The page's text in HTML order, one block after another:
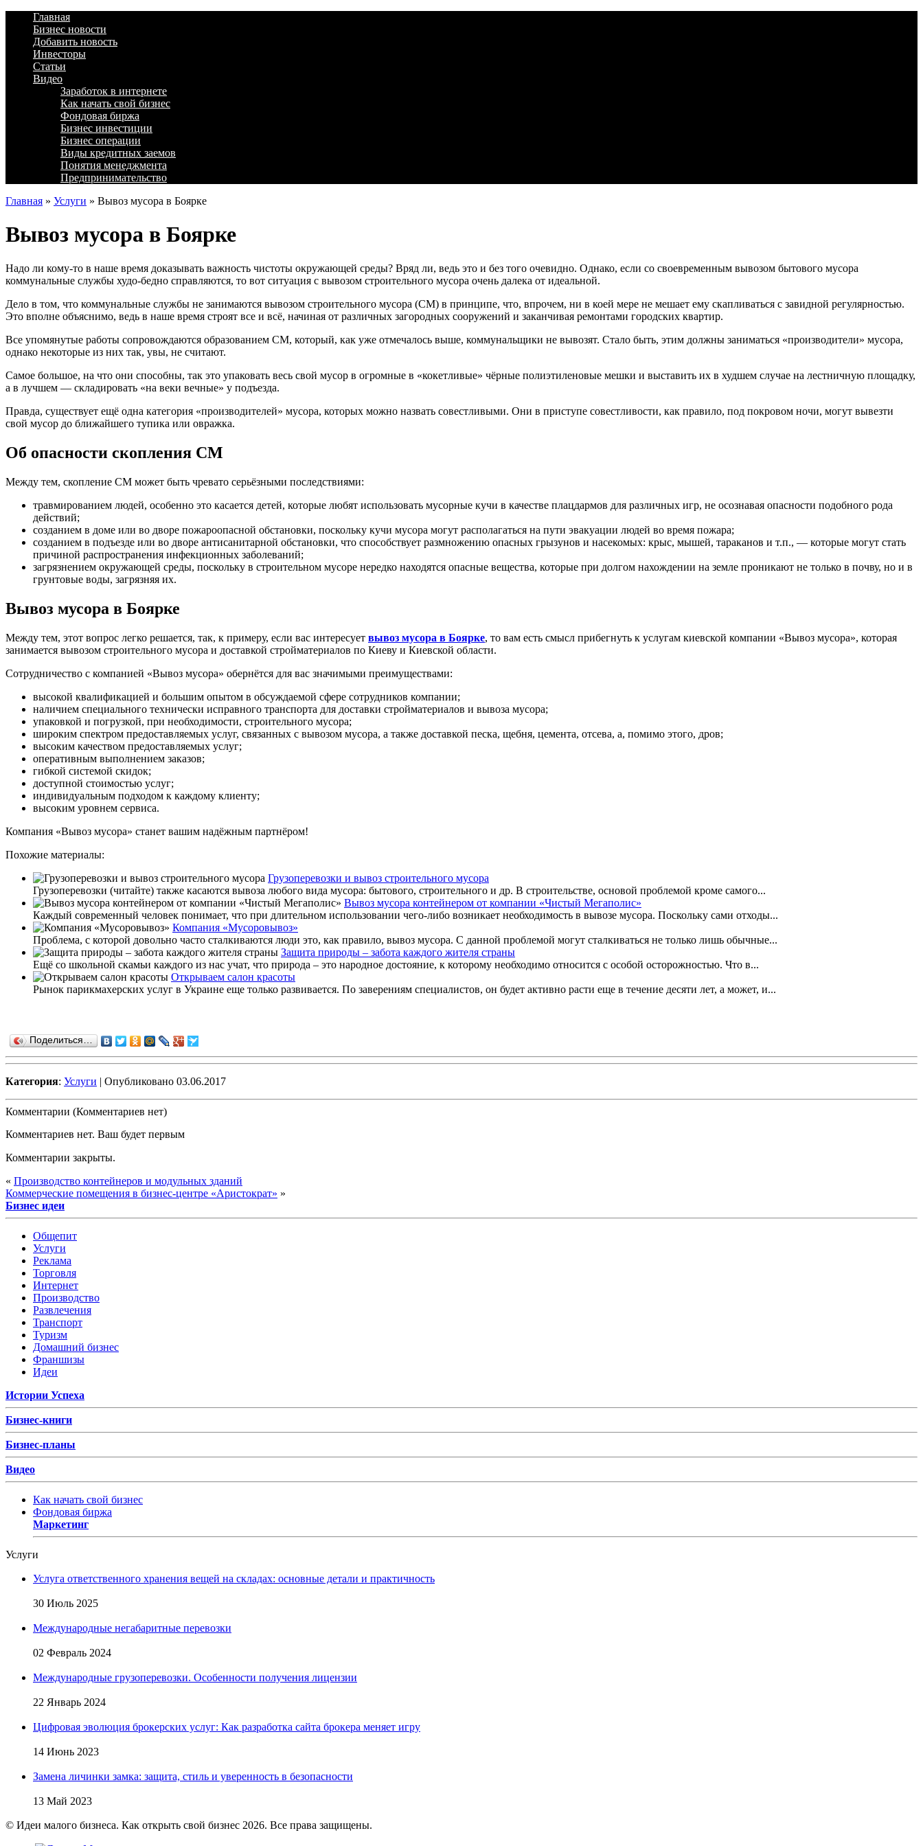
Главная
Бизнес новости
Добавить новость
Инвесторы
Статьи
Видео
Заработок в интернете
Как начать свой бизнес
Фондовая биржа
Бизнес инвестиции
Бизнес операции
Виды кредитных заемов
Понятия менеджмента
Предпринимательство
Главная » Услуги » Вывоз мусора в Боярке
Вывоз мусора в Боярке
Надо ли кому-то в наше время доказывать важность чистоты окружающей среды? Вряд ли, ведь это и без того очевидно. Однако, если со своевременным вывозом бытового мусора
коммунальные службы худо-бедно справляются, то вот ситуация с вывозом строительного мусора очень далека от идеальной.
Дело в том, что коммунальные службы не занимаются вывозом строительного мусора (СМ) в принципе, что, впрочем, ни в коей мере не мешает ему скапливаться с завидной регулярностью.
Это вполне объяснимо, ведь в наше время строят все и всё, начиная от различных загородных сооружений и заканчивая ремонтами городских квартир.
Все упомянутые работы сопровождаются образованием СМ, который, как уже отмечалось выше, коммунальщики не вывозят. Стало быть, этим должны заниматься «производители» мусора,
однако некоторые из них так, увы, не считают.
Самое большое, на что они способны, так это упаковать весь свой мусор в огромные в «кокетливые» чёрные полиэтиленовые мешки и выставить их в худшем случае на лестничную площадку,
а в лучшем — складировать «на веки вечные» у подъезда.
Правда, существует ещё одна категория «производителей» мусора, которых можно назвать совестливыми. Они в приступе совестливости, как правило, под покровом ночи, могут вывезти
свой мусор до ближайшего тупика или овражка.
Об опасности скопления СМ
Между тем, скопление СМ может быть чревато серьёзными последствиями:
травмированием людей, особенно это касается детей, которые любят использовать мусорные кучи в качестве плацдармов для различных игр, не осознавая опасности подобного рода
действий;
созданием в доме или во дворе пожароопасной обстановки, поскольку кучи мусора могут располагаться на пути эвакуации людей во время пожара;
созданием в подъезде или во дворе антисанитарной обстановки, что способствует размножению опасных грызунов и насекомых: крыс, мышей, тараканов и т.п., — которые могут стать
причиной распространения инфекционных заболеваний;
загрязнением окружающей среды, поскольку в строительном мусоре нередко находятся опасные вещества, которые при долгом нахождении на земле проникают не только в почву, но и в
грунтовые воды, загрязняя их.
Вывоз мусора в Боярке
Между тем, этот вопрос легко решается, так, к примеру, если вас интересует вывоз мусора в Боярке, то вам есть смысл прибегнуть к услугам киевской компании «Вывоз мусора», которая
занимается вывозом строительного мусора и доставкой стройматериалов по Киеву и Киевской области.
Сотрудничество с компанией «Вывоз мусора» обернётся для вас значимыми преимуществами:
высокой квалификацией и большим опытом в обсуждаемой сфере сотрудников компании;
наличием специального технически исправного транспорта для доставки стройматериалов и вывоза мусора;
упаковкой и погрузкой, при необходимости, строительного мусора;
широким спектром предоставляемых услуг, связанных с вывозом мусора, а также доставкой песка, щебня, цемента, отсева, а, помимо этого, дров;
высоким качеством предоставляемых услуг;
оперативным выполнением заказов;
гибкой системой скидок;
доступной стоимостью услуг;
индивидуальным подходом к каждому клиенту;
высоким уровнем сервиса.
Компания «Вывоз мусора» станет вашим надёжным партнёром!
Похожие материалы:
Грузоперевозки и вывоз строительного мусора
Грузоперевозки (читайте) также касаются вывоза любого вида мусора: бытового, строительного и др. В строительстве, основой проблемой кроме самого...
Вывоз мусора контейнером от компании «Чистый Мегаполис»
Каждый современный человек понимает, что при длительном использовании чего-либо возникает необходимость в вывозе мусора. Поскольку сами отходы...
Компания «Мусоровывоз»
Проблема, с которой довольно часто сталкиваются люди это, как правило, вывоз мусора. С данной проблемой могут сталкиваться не только лишь обычные...
Защита природы – забота каждого жителя страны
Ещё со школьной скамьи каждого из нас учат, что природа – это народное достояние, к которому необходимо относится с особой осторожностью. Что в...
Открываем салон красоты
Рынок парикмахерских услуг в Украине еще только развивается. По заверениям специалистов, он будет активно расти еще в течение десяти лет, а может, и...
Поделиться…
Категория: Услуги | Опубликовано 03.06.2017
Комментарии (Комментариев нет)
Комментариев нет. Ваш будет первым
Комментарии закрыты.
« Производство контейнеров и модульных зданий
Коммерческие помещения в бизнес-центре «Аристократ» »
Бизнес идеи
Общепит
Услуги
Реклама
Торговля
Интернет
Производство
Развлечения
Транспорт
Туризм
Домашний бизнес
Франшизы
Идеи
Истории Успеха
Бизнес-книги
Бизнес-планы
Видео
Как начать свой бизнес
Фондовая биржа
Маркетинг
Услуги
Услуга ответственного хранения вещей на складах: основные детали и практичность
30 Июль 2025
Международные негабаритные перевозки
02 Февраль 2024
Международные грузоперевозки. Особенности получения лицензии
22 Январь 2024
Цифровая эволюция брокерских услуг: Как разработка сайта брокера меняет игру
14 Июнь 2023
Замена личинки замка: защита, стиль и уверенность в безопасности
13 Май 2023
© Идеи малого бизнеса. Как открыть свой бизнес 2026. Все права защищены.